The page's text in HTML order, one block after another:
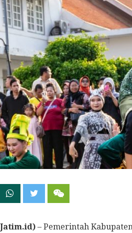
– Pemerintah